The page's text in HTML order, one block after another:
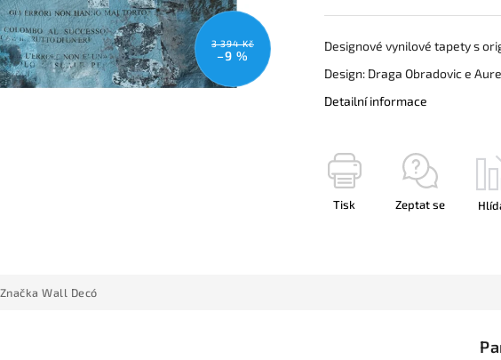
3 394 Kč
–9 %
Designové vynilové tapety s
Design: Draga Obradovic e
Detailní informace
Tisk Zeptat se
Značka Wall Decó